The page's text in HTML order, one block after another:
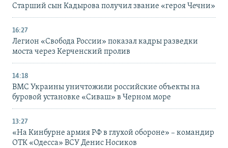
Старший сын Кадырова получил звание «героя Чечни»
16:27
Легион «Свобода России» показал кадры разведки
моста через Керченский пролив
14:18
ВМС Украины уничтожили российские объекты на
буровой установке «Сиваш» в Черном море
13:27
«На Кинбурне армия РФ в глухой обороне» – командир
ОТК «Одесса» ВСУ Денис Носиков